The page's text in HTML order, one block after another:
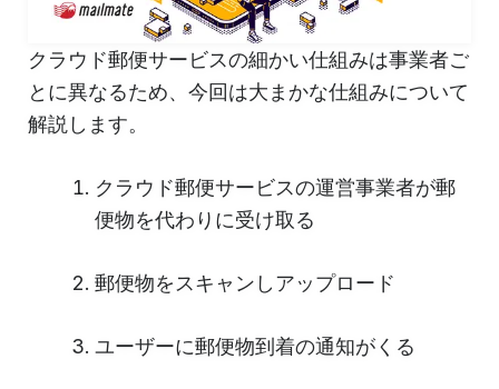
クラウド郵便サービスの細かい仕組みは事業者ご
とに異なるため、今回は大まかな仕組みについて
解説します。
クラウド郵便サービスの運営事業者が郵
便物を代わりに受け取る
郵便物をスキャンしアップロード
ユーザーに郵便物到着の通知がくる